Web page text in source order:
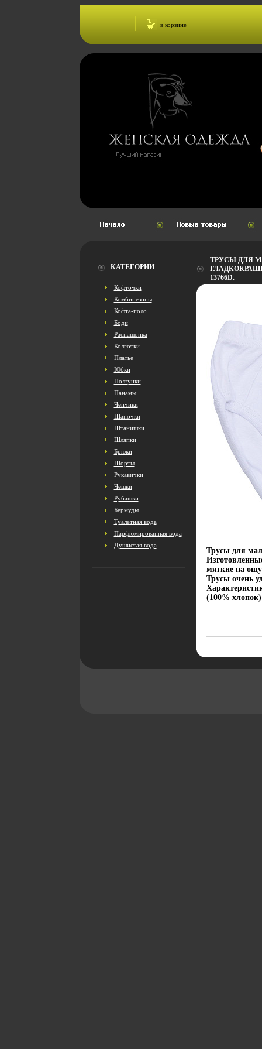
в корзине
КАТЕГОРИИ
Кофточки
Комбинезоны
Кофта-поло
Боди
Распашонка
Колготки
Платье
Юбки
Ползунки
Панамы
Чепчики
Шапочки
Штанишки
Шляпки
Брюки
Шорты
Рукавички
Чешки
Рубашки
Бермуды
Туалетная вода
Парфюмированная вода
Душистая вода
ТРУСЫ ДЛЯ
13766D.
Трусы для
мягкие на
Трусы очень
(100%